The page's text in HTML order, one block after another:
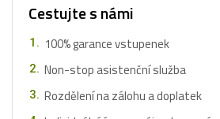
Cestujte s námi
100% garance vstupenek
Non-stop asistenční služba
Rozdělení na zálohu a doplatek